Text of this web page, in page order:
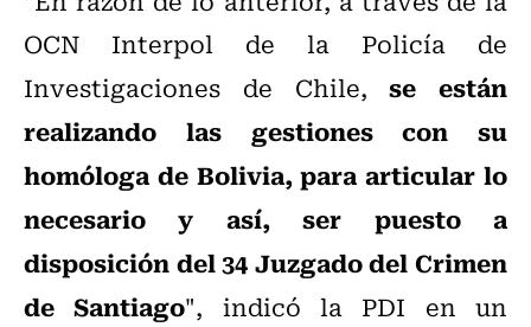
OCN Interpol de la Policía de
Investigaciones de Chile,se están
realizando las gestiones con su
homóloga de Bolivia, para articular lo
necesario y así, ser puesto a
disposición del 34 Juzgado del Crimen
de Santiago", indicó la PDI en un